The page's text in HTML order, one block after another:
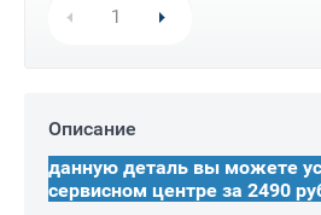
Описание
данную деталь вы можете
сервисном центре за 2490